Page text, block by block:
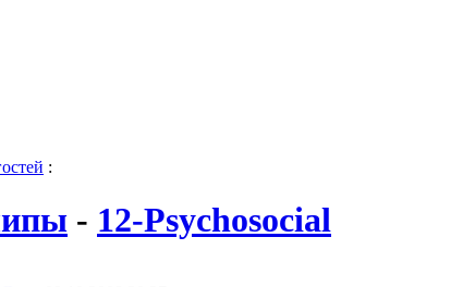
:
- 12-Psychosocial